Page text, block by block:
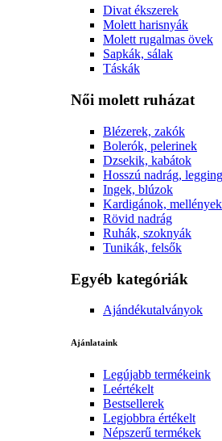
Divat ékszerek
Molett harisnyák
Molett rugalmas övek
Sapkák, sálak
Táskák
Női molett ruházat
Blézerek, zakók
Bolerók, pelerinek
Dzsekik, kabátok
Hosszú nadrág,
Ingek, blúzok
Kardigánok, mellények
Rövid nadrág
Ruhák, szoknyák
Tunikák, felsők
Egyéb kategóriák
Ajándékutalványok
Ajánlataink
Legújabb termékeink
Leértékelt
Bestsellerek
Legjobbra értékelt
Népszerű termékek